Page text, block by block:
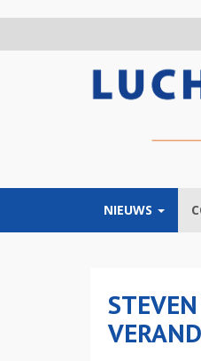
NIEUWS